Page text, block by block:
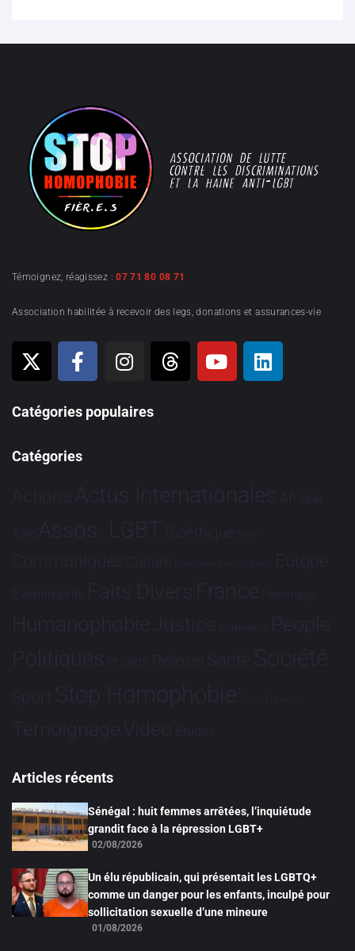
Témoignez, réagissez :07 71 80 08 71
Association habilitée à recevoir des legs, donations et assurances-vie
Catégories populaires
Catégories
Actions Actus Internationales Afrique
Asie Assos. LGBT Bioéthique Brève
Communiqués Culture Dialogues France-Brésil Europe
Evénements Faits Divers France Hommage
HumanophobieJustice Partenariat People
Politiques Projets Religion Santé Société
Sport Stop Homophobie Tech Tribune
TémoignageVidéo Études
Articles récents
Sénégal : huit femmes arrêtées, l’inquiétude
grandit face à la répression LGBT+
02/08/2026
Un élu républicain, qui présentait les LGBTQ+
comme un danger pour les enfants, inculpé pour
sollicitation sexuelle d’une mineure
01/08/2026